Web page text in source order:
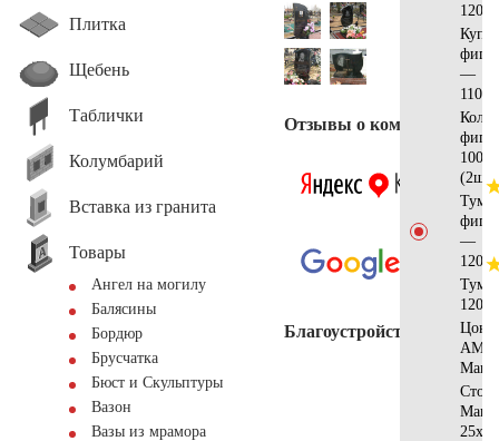
Плитка
Щебень
Таблички
Колумбарий
Вставка из гранита
Товары
Ангел на могилу
Балясины
Бордюр
Брусчатка
Бюст и Скульптуры
Вазон
Вазы из мрамора
Отзывы о компании
Благоустройство
—
(2шт)
—